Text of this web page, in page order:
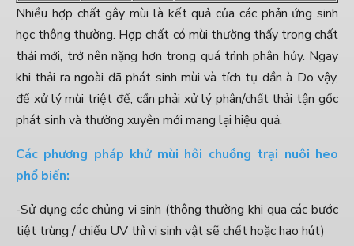
Nhiều hợp chất gây mùi là kết quả của các phản ứng sinh
học thông thường. Hợp chất có mùi thường thấy trong chất
thải mới, trở nên nặng hơn trong quá trình phân hủy. Ngay
khi thải ra ngoài đã phát sinh mùi và tích tụ dần à Do vậy,
để xử lý mùi triệt để, cần phải xử lý phân/chất thải tận gốc
phát sinh và thường xuyên mới mang lại hiệu quả.
Các phương pháp khử mùi hôi chuồng trại nuôi heo
phổ biến:
-Sử dụng các chủng vi sinh (thông thường khi qua các bước
tiệt trùng / chiếu UV thì vi sinh vật sẽ chết hoặc hao hút)